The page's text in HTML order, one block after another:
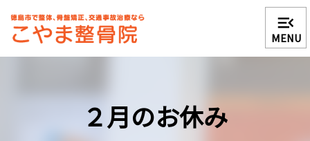
menu_open
MENU
２月のお休み